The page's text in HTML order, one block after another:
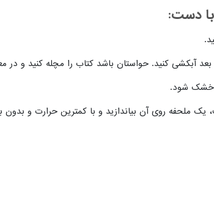
دست:
آبکشی کنید. حواستان باشد کتاب را مچله کنید و در
خشک شود.
ملحفه روی آن بیاندازید و با کمترین حرارت و بدون